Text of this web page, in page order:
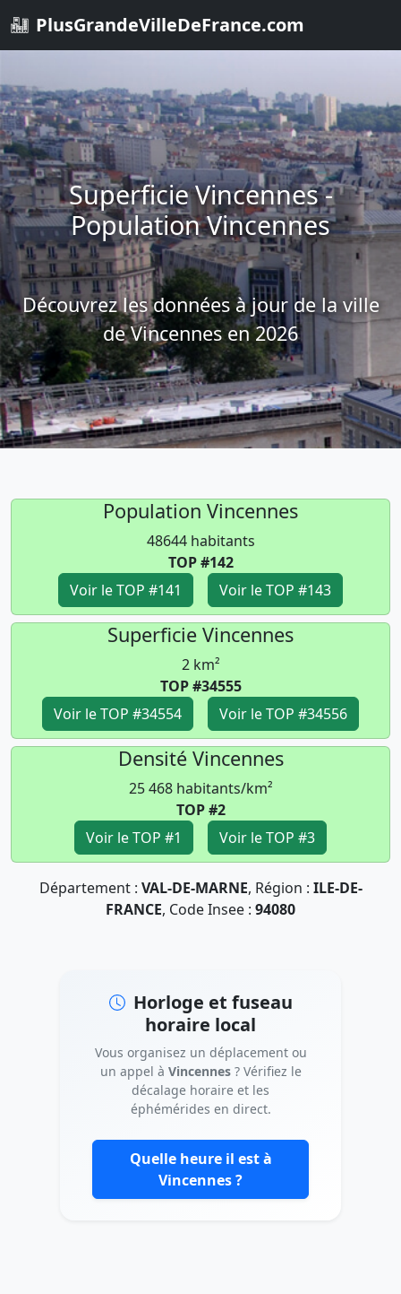
PlusGrandeVilleDeFrance.com
Superficie Vincennes -
Population Vincennes
Découvrez les données à jour de la ville
de Vincennes en 2026
Population Vincennes
48644 habitants
TOP #142
Voir le TOP #141
Voir le TOP #143
Superficie Vincennes
2 km²
TOP #34555
Voir le TOP #34554
Voir le TOP #34556
Densité Vincennes
25 468 habitants/km²
TOP #2
Voir le TOP #1
Voir le TOP #3
Département : VAL-DE-MARNE, Région : ILE-DE-
FRANCE, Code Insee : 94080
Horloge et fuseau
horaire local
Vous organisez un déplacement ou
un appel à Vincennes? Vérifiez le
décalage horaire et les
éphémérides en direct.
Quelle heure il est à
Vincennes ?